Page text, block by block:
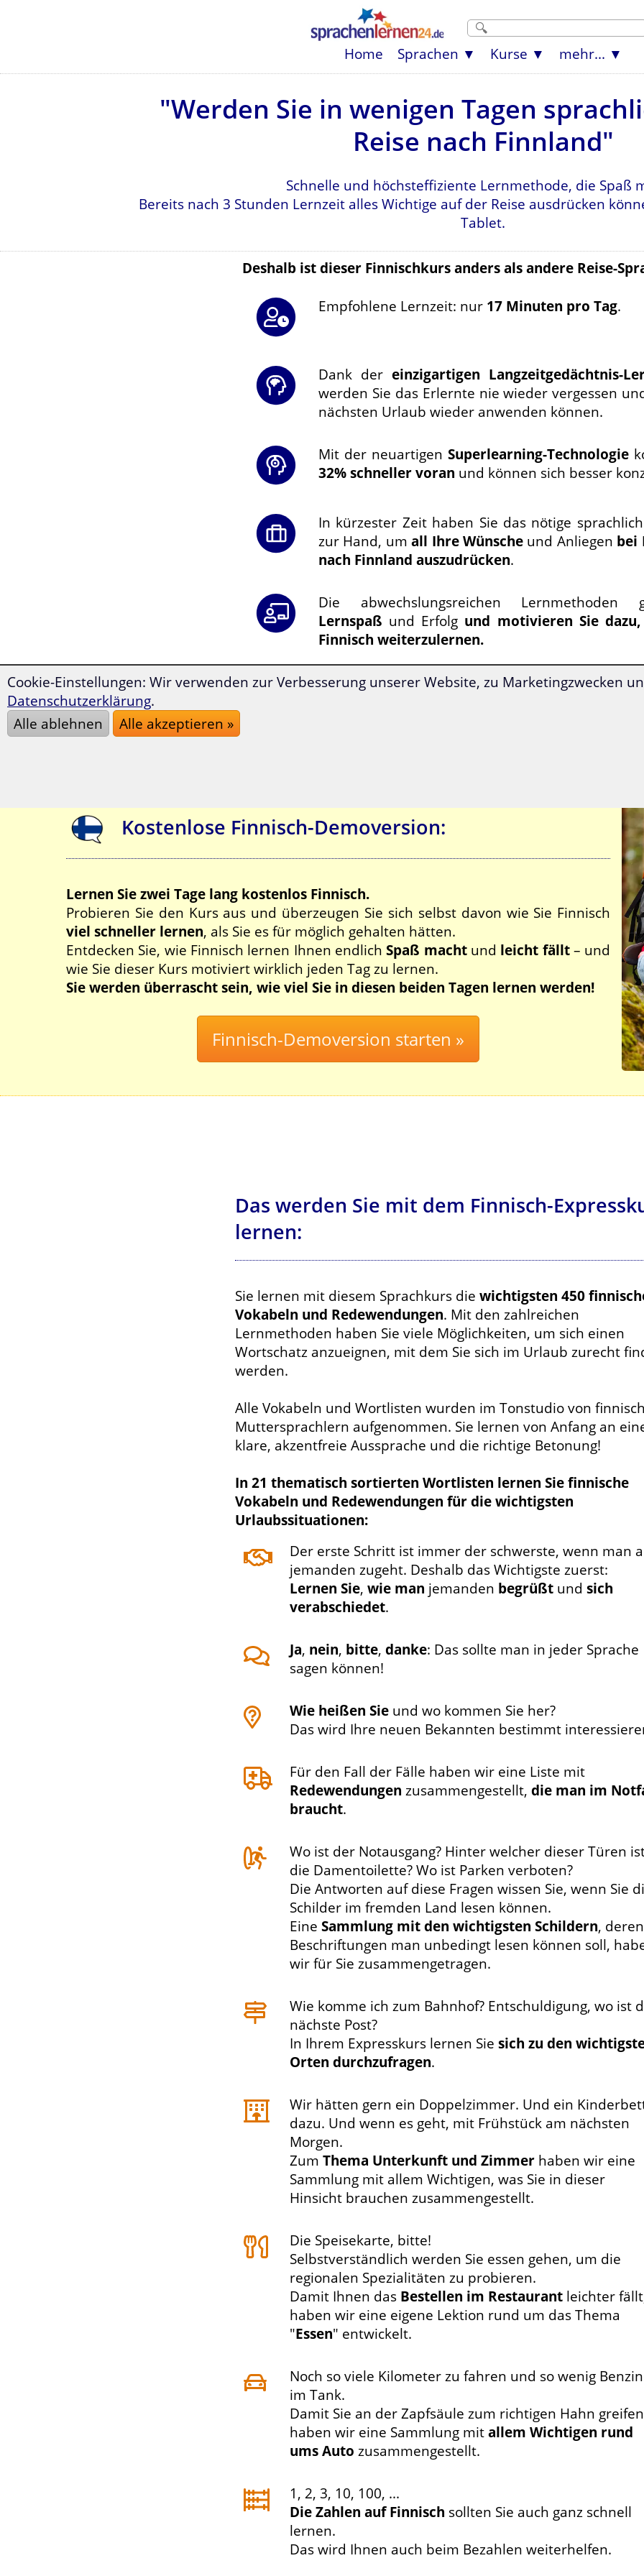
Home Sprachen Kurse mehr...
"Werden Sie in wenigen Tagen
Reise nach Finnland"
Schnelle und höchsteffiziente Lernmethode, die Spaß
Bereits nach 3 Stunden Lernzeit alles Wichtige auf der Reise ausdrücken
Tablet.
Deshalb ist dieser Finnischkurs anders als andere Reise-
Empfohlene Lernzeit: nur 17 Minuten pro Tag.
Dank der einzigartigen Langzeitgedächtnis-
werden Sie das Erlernte nie wieder vergessen
nächsten Urlaub wieder anwenden können.
Mit der neuartigen Superlearning-Technologie
32% schneller voran und können sich besser
In kürzester Zeit haben Sie das nötige
zur Hand, umall Ihre Wünsche und Anliegen bei
nach Finnland auszudrücken.
Die abwechslungsreichen Lernmethoden
Lernspaß und Erfolg und motivieren Sie
Finnisch weiterzulernen.
InklusiveFinnland-Reiseführer.
Kostenlose Finnisch-Demoversion:
Lernen Sie zwei Tage lang kostenlos Finnisch.
Probieren Sie den Kurs aus und überzeugen Sie sich selbst davon wie Sie Finnisch
viel schneller lernen, als Sie es für möglich gehalten hätten.
Entdecken Sie, wie Finnisch lernen Ihnen endlichSpaß machtund leicht fällt– und
wie Sie dieser Kurs motiviert wirklich jeden Tag zu lernen.
Sie werden überrascht sein, wie viel Sie in diesen beiden Tagen lernen werden!
Das werden Sie mit dem Finnisch-
lernen:
Sie lernen mit diesem Sprachkurs die wichtigsten 450
Vokabeln und Redewendungen. Mit den zahlreichen
Lernmethoden haben Sie viele Möglichkeiten, um sich einen
Wortschatz anzueignen, mit dem Sie sich im Urlaub zurecht
werden.
Alle Vokabeln und Wortlisten wurden im Tonstudio von
Muttersprachlern aufgenommen. Sie lernen von Anfang an
klare, akzentfreie Aussprache und die richtige Betonung!
In 21 thematisch sortierten Wortlisten lernen Sie finnische
Vokabeln und Redewendungen für die wichtigsten
Urlaubssituationen:
Der erste Schritt ist immer der schwerste, wenn man
jemanden zugeht. Deshalb das Wichtigste zuerst:
Lernen Sie, wie man jemanden begrüßt und sich
verabschiedet.
Ja, nein, bitte, danke: Das sollte man in jeder Sprache
sagen können!
Wie heißen Sie und wo kommen Sie her?
Das wird Ihre neuen Bekannten bestimmt
Für den Fall der Fälle haben wir eine Liste mit
Redewendungen zusammengestellt, die man im
braucht.
Wo ist der Notausgang? Hinter welcher dieser Türen
die Damentoilette? Wo ist Parken verboten?
Die Antworten auf diese Fragen wissen Sie, wenn Sie
Schilder im fremden Land lesen können.
Eine Sammlung mit den wichtigsten Schildern, deren
Beschriftungen man unbedingt lesen können soll,
wir für Sie zusammengetragen.
Wie komme ich zum Bahnhof? Entschuldigung, wo ist
nächste Post?
In Ihrem Expresskurs lernen Sie sich zu den
Orten durchzufragen.
Wir hätten gern ein Doppelzimmer. Und ein
dazu. Und wenn es geht, mit Frühstück am nächsten
Morgen.
Zum Thema Unterkunft und Zimmer haben wir eine
Sammlung mit allem Wichtigen, was Sie in dieser
Hinsicht brauchen zusammengestellt.
Die Speisekarte, bitte!
Selbstverständlich werden Sie essen gehen, um die
regionalen Spezialitäten zu probieren.
Damit Ihnen das Bestellen im Restaurant leichter
haben wir eine eigene Lektion rund um das Thema
"Essen" entwickelt.
Noch so viele Kilometer zu fahren und so wenig Benzin
im Tank.
Damit Sie an der Zapfsäule zum richtigen Hahn
haben wir eine Sammlung mit allem Wichtigen rund
ums Auto zusammengestellt.
1, 2, 3, 10, 100, ...
Die Zahlen auf Finnisch sollten Sie auch ganz schnell
lernen.
Das wird Ihnen auch beim Bezahlen weiterhelfen.
Cookie-Einstellungen: Wir verwenden zur Verbesserung unserer Website, zu Marketingzwecken
Datenschutzerklärung.
Alle ablehnen
Alle akzeptieren »